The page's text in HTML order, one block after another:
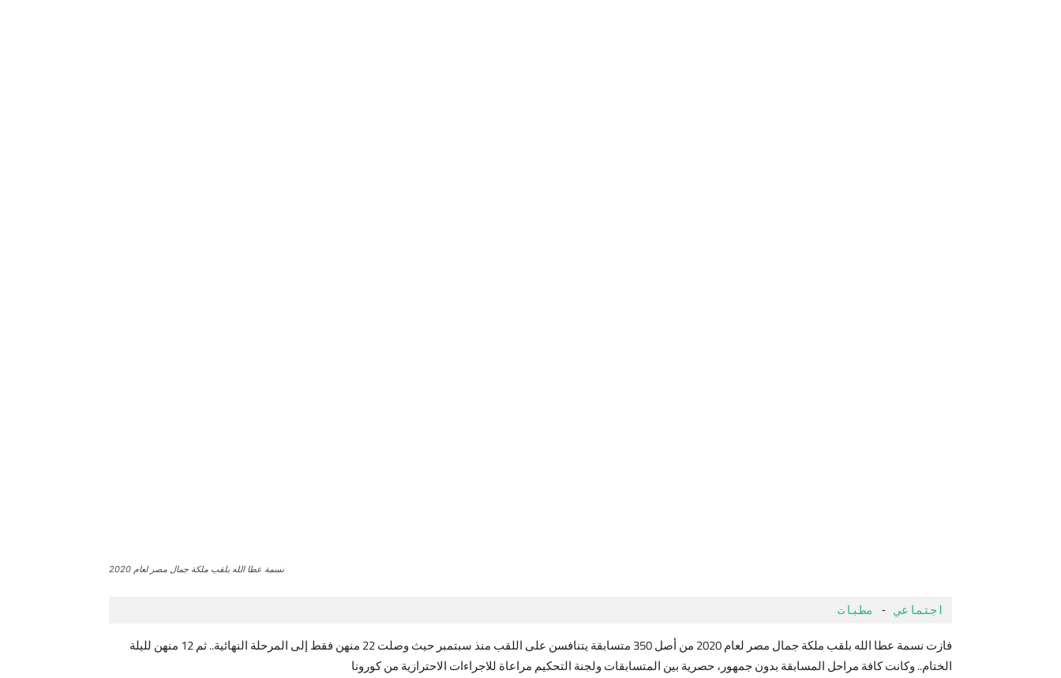
نسمة عطا الله بلقب ملكة جمال مصر لعام 2020
اجتماعي - مطبات
فازت نسمة عطا الله بلقب ملكة جمال مصر لعام 2020 من أصل 350 متسابقة يتنافسن على اللقب منذ سبتمبر حيث وصلت 22 منهن فقط إلى المرحلة النهائية.. ثم 12 منهن لليلة
الختام.. وكانت كافة مراحل المسابقة بدون جمهور، حصرية بين المتسابقات ولجنة التحكيم مراعاة للاجراءات الاحترازية من كورونا